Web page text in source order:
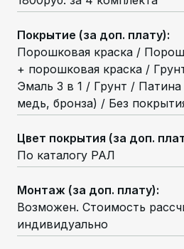
Покрытие (за доп. плату):
Порошковая краска /
+ порошковая краска /
Эмаль 3 в 1 / Грунт / Патина
медь, бронза) / Без
Цвет покрытия (за доп.
По каталогу РАЛ
Монтаж (за доп. плату):
Возможен. Стоимость
индивидуально